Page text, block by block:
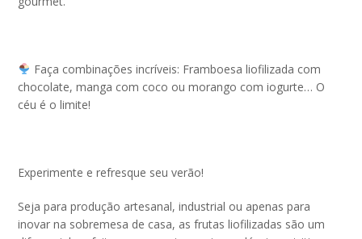
Faça combinações incríveis: Framboesa liofilizada com
chocolate, manga com coco ou morango com iogurte… O
céu é o limite!
Experimente e refresque seu verão!
Seja para produção artesanal, industrial ou apenas para
inovar na sobremesa de casa, as frutas liofilizadas são um